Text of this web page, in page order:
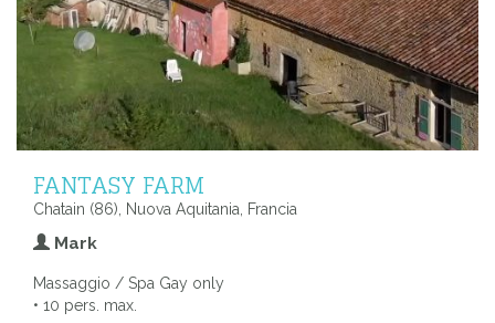
FANTASY FARM
Chatain (86), Nuova Aquitania, Francia
Mark
Massaggio / Spa Gay only
• 10 pers. max.